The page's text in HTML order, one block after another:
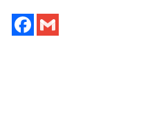
Facebook